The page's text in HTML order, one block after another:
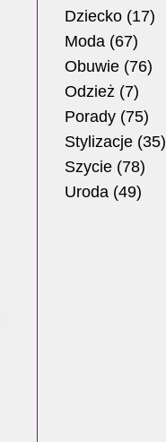
Dziecko(17)
Moda(67)
Obuwie(76)
Odzież(7)
Porady(75)
Stylizacje(35)
Szycie(78)
Uroda(49)